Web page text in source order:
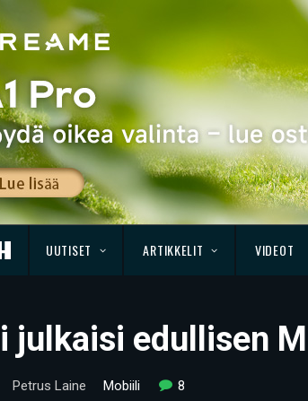
UUTISET ARTIKKELIT VIDEOT
julkaisi edullisen
Petrus Laine Mobiili 8